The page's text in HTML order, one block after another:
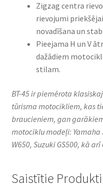
Zigzag centra
rievojumi
novadīšana un
Pieejama H un V
dažādiem
stilam.
BT-45 ir piemērota
tūrisma motocikliem, kas
braucieniem, gan
motociklu modeļi: Yamaha
W650, Suzuki GS500, kā
Saistītie Produkti